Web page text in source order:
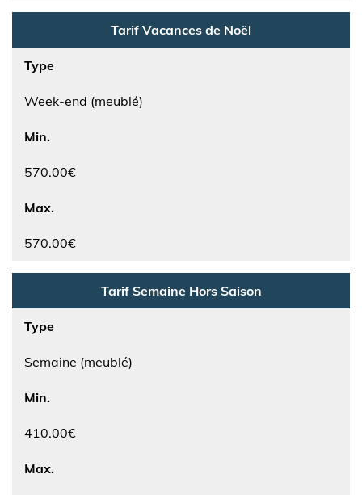
Tarif Vacances de Noël
Type
Week-end (meublé)
Min.
570.00€
Max.
570.00€
Tarif Semaine Hors Saison
Type
Semaine (meublé)
Min.
410.00€
Max.